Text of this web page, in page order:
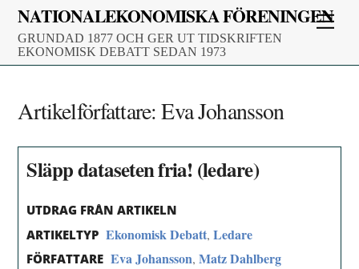
Skip
content
NATIONALEKONOMISKA FÖRENINGEN
GRUNDAD 1877 OCH GER UT TIDSKRIFTEN
EKONOMISK DEBATT SEDAN 1973
Artikelförfattare:Eva Johansson
Släpp dataseten fria! (ledare)
UTDRAG FRÅN ARTIKELN
ARTIKELTYP Ekonomisk Debatt,Ledare
FÖRFATTARE Eva Johansson,Matz Dahlberg